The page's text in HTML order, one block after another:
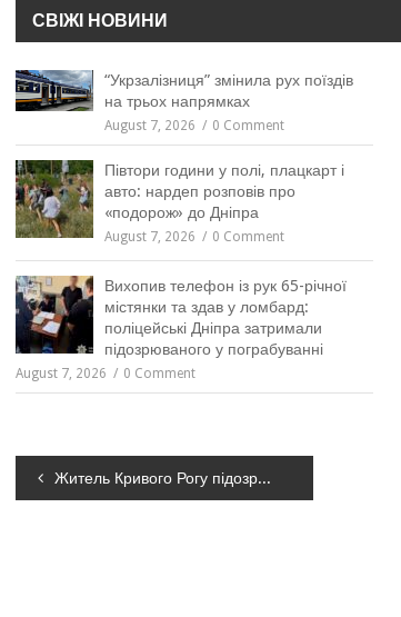
СВІЖІ НОВИНИ
“Укрзалізниця” змінила рух поїздів
на трьох напрямках
August 7, 2026 0 Comment
Півтори години у полі, плацкарт і
авто: нардеп розповів про
«подорож» до Дніпра
August 7, 2026 0 Comment
Вихопив телефон із рук 65-річної
містянки та здав у ломбард:
поліцейські Дніпра затримали
підозрюваного у пограбуванні
August 7, 2026 0 Comment
Навігація
Житель Кривого Рогу підозрюється у сексуальному насильстві щодо 9-річної дитини